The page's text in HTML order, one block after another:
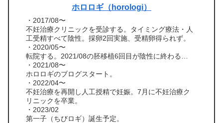
ホロロギ（horologi）
・2017/08〜
不妊治療クリニックを受診する。タイミング療法・人
工受精すべて陰性。採卵2回実施、受精卵得られず。
・2020/05〜
転院する。2021/08の胚移植6回目が陰性に終わる…
・2021/08〜
ホロロギのブログスタート。
・2022/04〜
不妊治療を再開し人工授精で妊娠。7月に不妊治療ク
リニックを卒業。
・2023/02
第一子（ちびロギ）誕生予定。